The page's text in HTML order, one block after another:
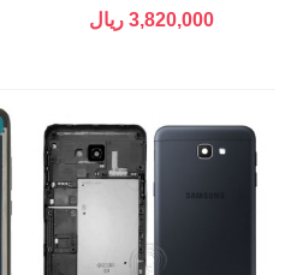
3,820,000 ریال